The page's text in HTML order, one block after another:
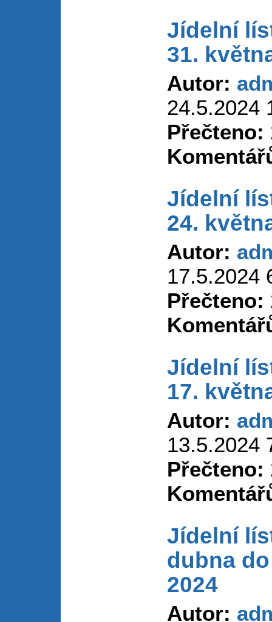
Jídelní
31.
Autor:
24.5.2024
Přečteno:
Jídelní
24.
Autor:
17.5.2024
Přečteno:
Jídelní
17.
Autor:
13.5.2024
Přečteno:
Jídelní
dubna
2024
Autor: